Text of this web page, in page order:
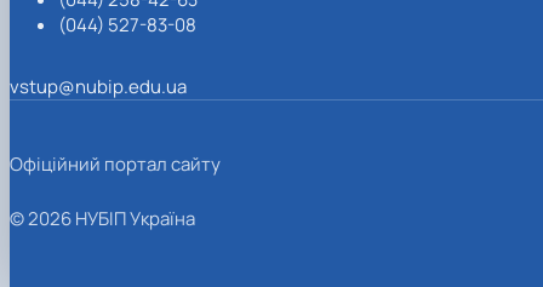
(044) 527-83-08
vstup@nubip.edu.ua
Офіційний портал сайту
© 2026 НУБІП Україна